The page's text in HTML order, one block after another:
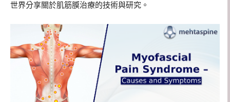
世界分享關於肌筋膜治療的技術與研究。